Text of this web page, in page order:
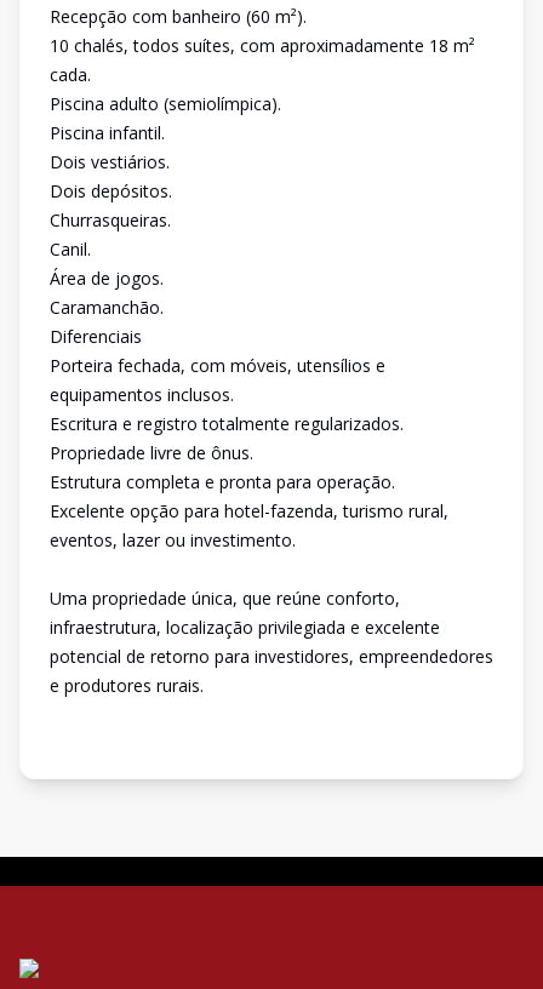
Recepção com banheiro (60 m²).
10 chalés, todos suítes, com aproximadamente 18 m²
cada.
Piscina adulto (semiolímpica).
Piscina infantil.
Dois vestiários.
Dois depósitos.
Churrasqueiras.
Canil.
Área de jogos.
Caramanchão.
Diferenciais
Porteira fechada, com móveis, utensílios e
equipamentos inclusos.
Escritura e registro totalmente regularizados.
Propriedade livre de ônus.
Estrutura completa e pronta para operação.
Excelente opção para hotel-fazenda, turismo rural,
eventos, lazer ou investimento.
Uma propriedade única, que reúne conforto,
infraestrutura, localização privilegiada e excelente
potencial de retorno para investidores, empreendedores
e produtores rurais.